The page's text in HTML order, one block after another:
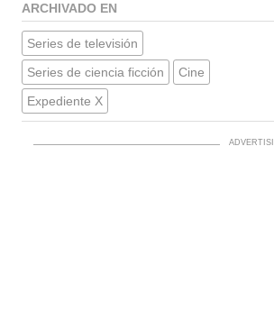
ARCHIVADO EN
Series de televisión
Series de ciencia ficción
Cine
Expediente X